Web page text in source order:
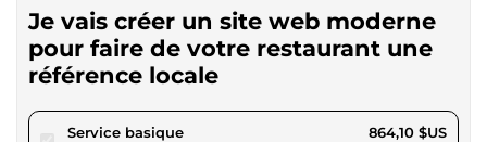
Je vais créer un site web moderne
pour faire de votre restaurant une
référence locale
Service basiquepour 796,41 $US 864,10 $US